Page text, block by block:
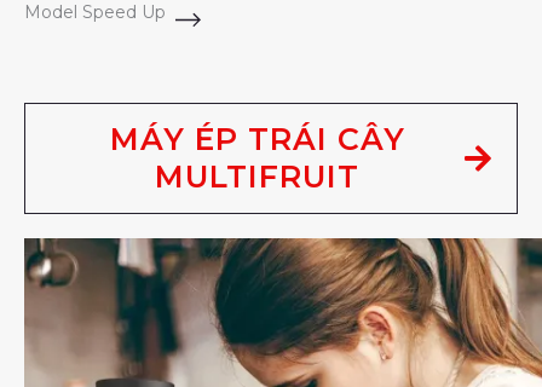
Model Speed Up
MÁY ÉP TRÁI CÂY
MULTIFRUIT